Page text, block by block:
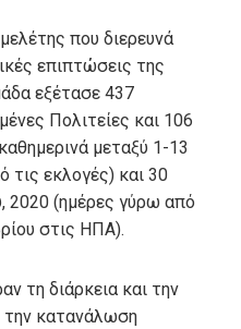
που διερευνά
επιπτώσεις της
εξέτασε 437
Πολιτείες και 106
μεταξύ 1-13
τις εκλογές) και 30
2020 (ημέρες γύρω από
στις ΗΠΑ).
τη διάρκεια και την
την κατανάλωση